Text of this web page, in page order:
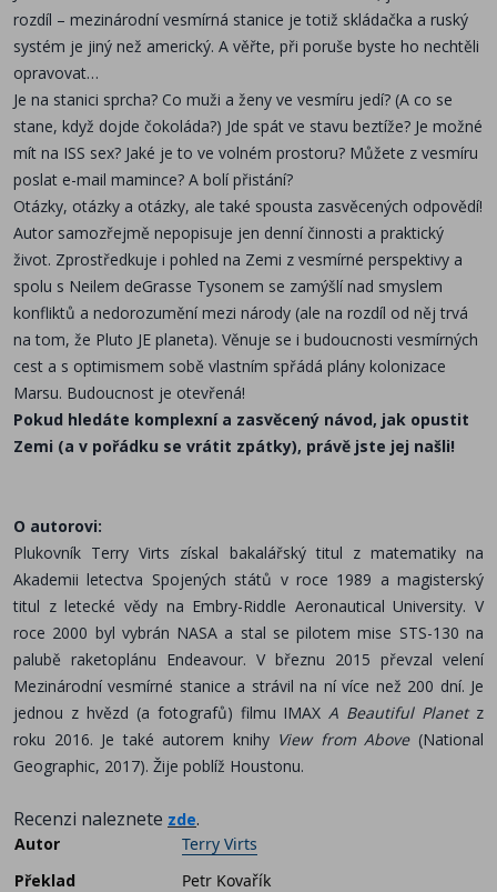
rozdíl – mezinárodní vesmírná stanice je totiž skládačka a ruský
systém je jiný než americký. A věřte, při poruše byste ho nechtěli
opravovat…
Je na stanici sprcha? Co muži a ženy ve vesmíru jedí? (A co se
stane, když dojde čokoláda?) Jde spát ve stavu beztíže? Je možné
mít na ISS sex? Jaké je to ve volném prostoru? Můžete z vesmíru
poslat e-mail mamince? A bolí přistání?
Otázky, otázky a otázky, ale také spousta zasvěcených odpovědí!
Autor samozřejmě nepopisuje jen denní činnosti a praktický
život. Zprostředkuje i pohled na Zemi z vesmírné perspektivy a
spolu s Neilem deGrasse Tysonem se zamýšlí nad smyslem
konfliktů a nedorozumění mezi národy (ale na rozdíl od něj trvá
na tom, že Pluto JE planeta). Věnuje se i budoucnosti vesmírných
cest a s optimismem sobě vlastním spřádá plány kolonizace
Marsu. Budoucnost je otevřená!
Pokud hledáte komplexní a zasvěcený návod, jak opustit
Zemi (a v pořádku se vrátit zpátky), právě jste jej našli!
O autorovi:
Plukovník Terry Virts získal bakalářský titul z matematiky na
Akademii letectva Spojených států v roce 1989 a magisterský
titul z letecké vědy na Embry-Riddle Aeronautical University. V
roce 2000 byl vybrán NASA a stal se pilotem mise STS-130 na
palubě raketoplánu Endeavour. V březnu 2015 převzal velení
Mezinárodní vesmírné stanice a strávil na ní více než 200 dní. Je
jednou z hvězd (a fotografů) filmu IMAX A Beautiful Planetz
roku 2016. Je také autorem knihy View from Above(National
Geographic, 2017). Žije poblíž Houstonu.
Recenzi naleznete zde.
Autor
Terry Virts
Překlad
Petr Kovařík